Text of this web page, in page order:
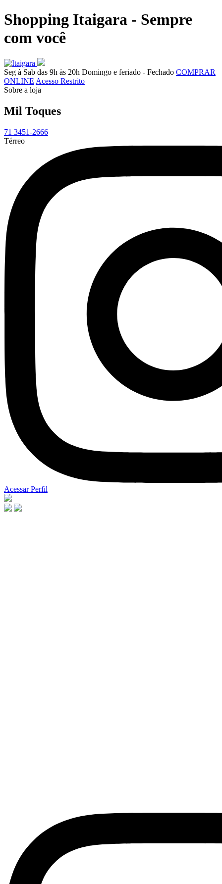
Shopping Itaigara - Sempre
com você
Seg à Sab das 9h às 20h Domingo e feriado - Fechado COMPRAR
ONLINE Acesso Restrito
Sobre a loja
Mil Toques
71 3451-2666
Térreo
Acessar Perfil